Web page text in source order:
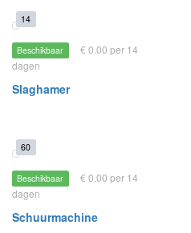
14
Beschikbaar
€ 0.00 per 14
dagen
Slaghamer
60
Beschikbaar
€ 0.00 per 14
dagen
Schuurmachine